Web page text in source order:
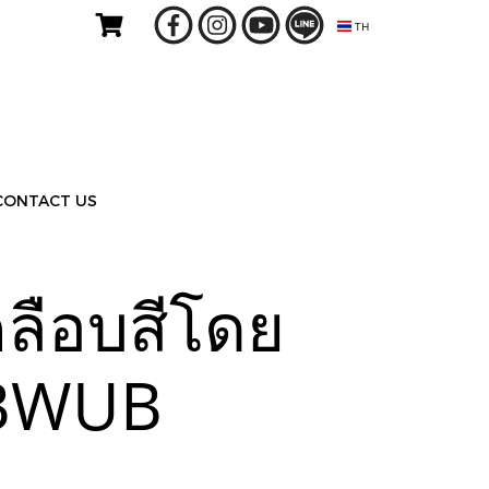
TH
US
อบสีโดย